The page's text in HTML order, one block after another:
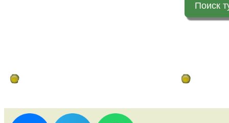
Поиск
Дистанционное бронирование туров